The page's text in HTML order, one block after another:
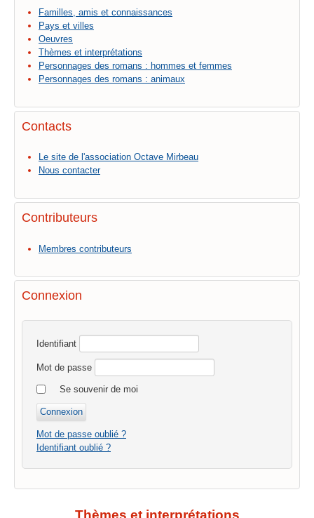
Familles, amis et connaissances
Pays et villes
Oeuvres
Thèmes et interprétations
Personnages des romans : hommes et femmes
Personnages des romans : animaux
Contacts
Le site de l'association Octave Mirbeau
Nous contacter
Contributeurs
Membres contributeurs
Connexion
Identifiant
Mot de passe
Se souvenir de moi
Mot de passe oublié ?
Identifiant oublié ?
Thèmes et interprétations